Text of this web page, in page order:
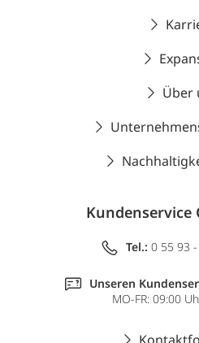
Über
Kundenservice
Tel.: 0 55 93
Unseren
MO-FR: 09:00